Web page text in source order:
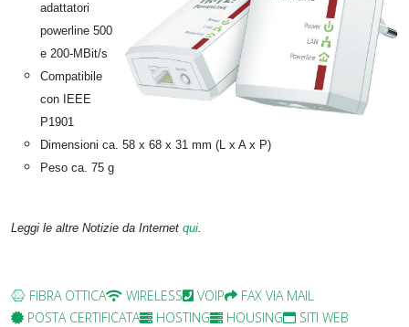
adattatori
powerline 500
e 200-MBit/s
Compatibile
con IEEE
P1901
Dimensioni ca. 58 x 68 x 31 mm (L x A x P)
Peso ca. 75 g
Leggi le altre Notizie da Internet qui.
FIBRA OTTICA WIRELESS VOIP
FAX VIA MAIL
POSTA CERTIFICATA
HOSTING HOUSING
SITI WEB